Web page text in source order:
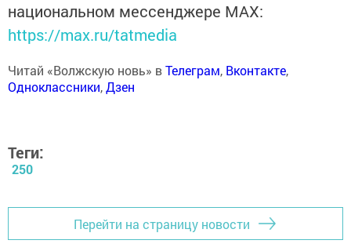
национальном мессенджере MАХ:
https://max.ru/tatmedia
Читай «Волжскую новь» вТелеграм, Вконтакте,
Одноклассники,Дзен
Теги:
250
Перейти на страницу новости